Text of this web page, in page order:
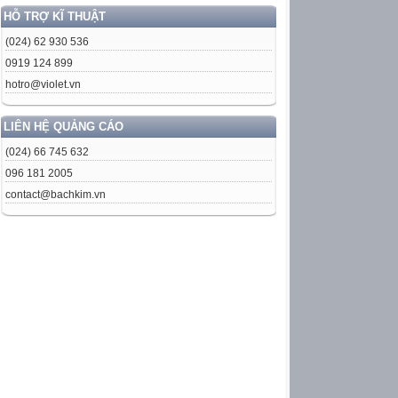
HỖ TRỢ KĨ THUẬT
(024) 62 930 536
0919 124 899
hotro@violet.vn
LIÊN HỆ QUẢNG CÁO
(024) 66 745 632
096 181 2005
contact@bachkim.vn